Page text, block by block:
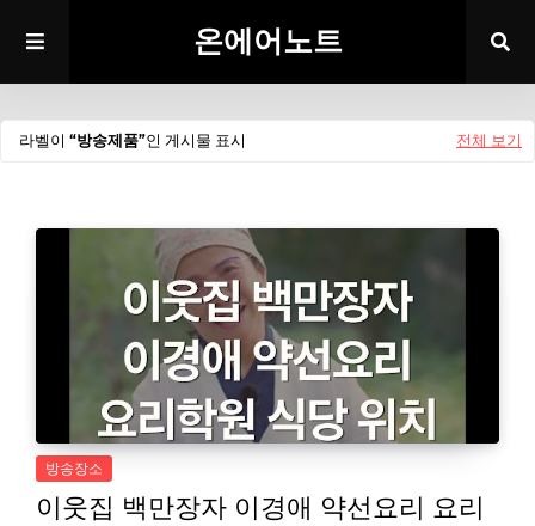
온에어노트
라벨이 방송제품 인 게시물 표시 전체 보기
방송장소
이웃집 백만장자 이경애 약선요리 요리